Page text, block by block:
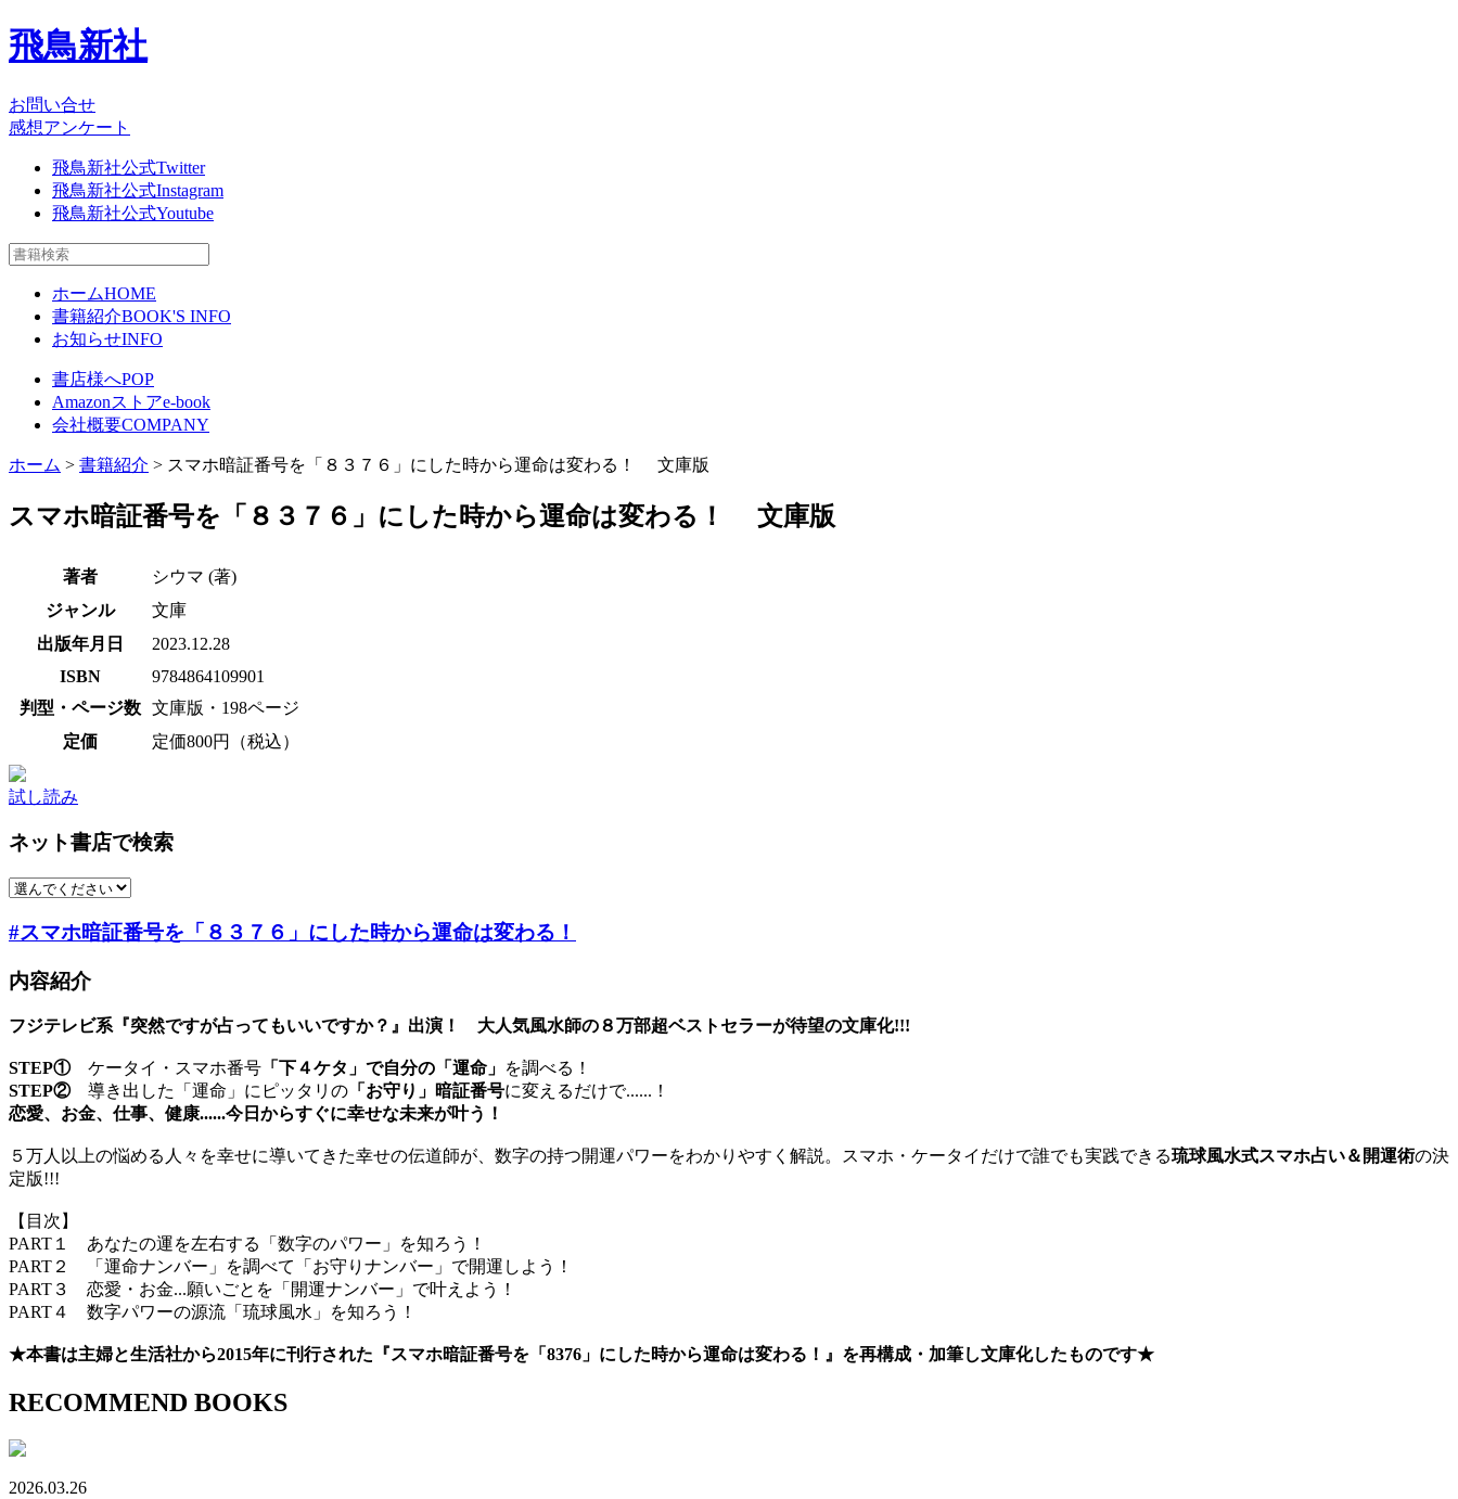
飛鳥新社
お問い合せ
感想アンケート
飛鳥新社公式Twitter
飛鳥新社公式Instagram
飛鳥新社公式Youtube
ホームHOME
書籍紹介BOOK'S INFO
お知らせINFO
書店様へPOP
Amazonストアe-book
会社概要COMPANY
ホーム > 書籍紹介 > スマホ暗証番号を「８３７６」にした時から運命は変わる！ 文庫版
スマホ暗証番号を「８３７６」にした時から運命は変わる！ 文庫版
著者
シウマ (著)
ジャンル
文庫
出版年月日
2023.12.28
ISBN
9784864109901
判型・ページ数 文庫版・198ページ
定価
定価800円（税込）
試し読み
ネット書店で検索
#スマホ暗証番号を「８３７６」にした時から運命は変わる！
内容紹介
フジテレビ系『突然ですが占ってもいいですか？』出演！ 大人気風水師の８万部超ベストセラーが待望の文庫化!!!
STEP① ケータイ・スマホ番号 「下４ケタ」で自分の「運命」 を調べる！
STEP②
導き出した「運命」にピッタリの 「お守り」暗証番号に変えるだけで......！
恋愛、お金、仕事、健康......今日からすぐに幸せな未来が叶う！
５万人以上の悩める人々を幸せに導いてきた幸せの伝道師が、数字の持つ開運パワーをわかりやすく解説。スマホ・ケータイだけで誰でも実践できる琉球風水式スマホ占い＆開運術の決
定版!!!
【目次】
PART１ あなたの運を左右する「数字のパワー」を知ろう！
PART２ 「運命ナンバー」を調べて「お守りナンバー」で開運しよう！
PART３ 恋愛・お金...願いごとを「開運ナンバー」で叶えよう！
PART４ 数字パワーの源流「琉球風水」を知ろう！
★本書は主婦と生活社から2015年に刊行された『スマホ暗証番号を「8376」にした時から運命は変わる！』を再構成・加筆し文庫化したものです★
RECOMMEND BOOKS
2026.03.26